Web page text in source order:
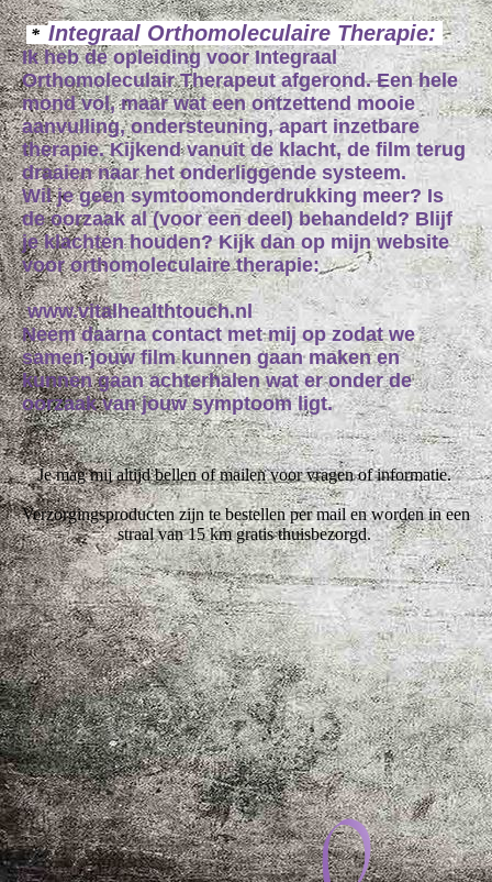
* Integraal Orthomoleculaire Therapie:
Ik heb de opleiding voor Integraal
Orthomoleculair Therapeut afgerond. Een hele
mond vol, maar wat een ontzettend mooie
aanvulling, ondersteuning, apart inzetbare
therapie. Kijkend vanuit de klacht, de film terug
draaien naar het onderliggende systeem.
Wil je geen symtoomonderdrukking meer? Is
de oorzaak al (voor een deel) behandeld? Blijf
je klachten houden? Kijk dan op mijn website
voor orthomoleculaire therapie:
www.vitalhealthtouch.nl
Neem daarna contact met mij op zodat we
samen jouw film kunnen gaan maken en
kunnen gaan achterhalen wat er onder de
oorzaak van jouw symptoom ligt.
Je mag mij altijd bellen of mailen voor vragen of informatie.
Verzorgingsproducten zijn te bestellen per mail en worden in een
straal van 15 km gratis thuisbezorgd.